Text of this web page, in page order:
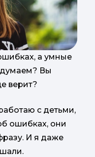
а умные
думаем? Вы
верит?
с детьми,
ошибках, они
И я даже